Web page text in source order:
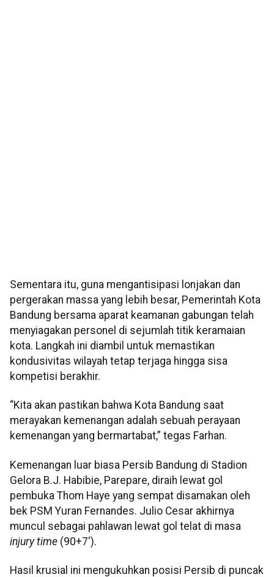
Sementara itu, guna mengantisipasi lonjakan dan
pergerakan massa yang lebih besar, Pemerintah Kota
Bandung bersama aparat keamanan gabungan telah
menyiagakan personel di sejumlah titik keramaian
kota. Langkah ini diambil untuk memastikan
kondusivitas wilayah tetap terjaga hingga sisa
kompetisi berakhir.
“Kita akan pastikan bahwa Kota Bandung saat
merayakan kemenangan adalah sebuah perayaan
kemenangan yang bermartabat,” tegas Farhan.
Kemenangan luar biasa Persib Bandung di Stadion
Gelora B.J. Habibie, Parepare, diraih lewat gol
pembuka Thom Haye yang sempat disamakan oleh
bek PSM Yuran Fernandes. Julio Cesar akhirnya
muncul sebagai pahlawan lewat gol telat di masa
injury time (90+7').
Hasil krusial ini mengukuhkan posisi Persib di puncak